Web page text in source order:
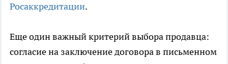
Росаккредитации.
Еще один важный критерий выбора продавца:
согласие на заключение договора в письменном